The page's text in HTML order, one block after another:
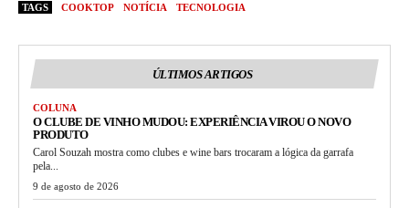
TAGS COOKTOP NOTÍCIA TECNOLOGIA
ÚLTIMOS ARTIGOS
COLUNA
O CLUBE DE VINHO MUDOU: EXPERIÊNCIA VIROU O NOVO
PRODUTO
Carol Souzah mostra como clubes e wine bars trocaram a lógica da garrafa
pela...
9 de agosto de 2026